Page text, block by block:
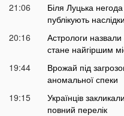
21:06
Біля Луцька
публікують
20:16
Астрологи
стане найгіршим
19:44
Врожай під
аномальної спеки
19:15
Українців
повний перелік